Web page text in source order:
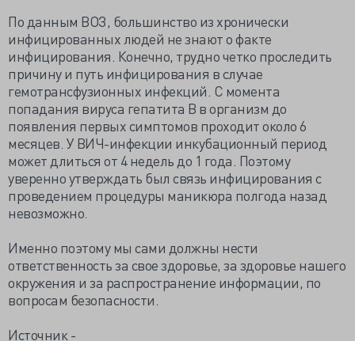
По данным ВОЗ, большинство из хронически
инфицированных людей не знают о факте
инфицирования. Конечно, трудно четко проследить
причину и путь инфицирования в случае
гемотрансфузионных инфекций. С момента
попадания вируса гепатита В в организм до
появления первых симптомов проходит около 6
месяцев. У ВИЧ-инфекции инкубационный период
может длиться от 4 недель до 1 года. Поэтому
уверенно утверждать был связь инфицирования с
проведением процедуры маникюра полгода назад
невозможно.
Именно поэтому мы сами должны нести
ответственность за свое здоровье, за здоровье нашего
окружения и за распространение информации, по
вопросам безопасности.
Источник -